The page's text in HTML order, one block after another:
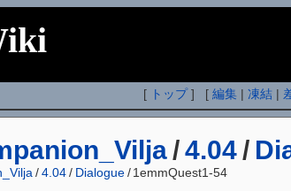
[ トップ] [編集 |凍結 |
/4.04 /
/4.04/ Dialogue / 1emmQuest1-54